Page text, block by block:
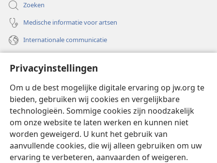
Privacyinstellingen
Om u de best mogelijke digitale ervaring op jw.org te
bieden, gebruiken wij cookies en vergelijkbare
technologieën. Sommige cookies zijn noodzakelijk
om onze website te laten werken en kunnen niet
worden geweigerd. U kunt het gebruik van
aanvullende cookies, die wij alleen gebruiken om uw
ervaring te verbeteren, aanvaarden of weigeren.
Zoeken
Medische informatie voor artsen
Internationale communicatie
(opent
nieuw
venster)Watchtower ONLINE LIBRARY™
(opent
nieuw
venster)JW Hub ®
(opent
nieuw
venster)
®